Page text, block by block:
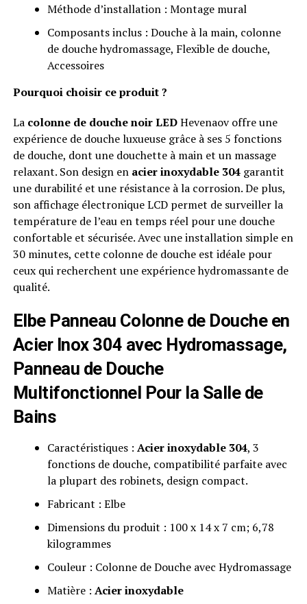
Méthode d’installation : Montage mural
Composants inclus : Douche à la main, colonne
de douche hydromassage, Flexible de douche,
Accessoires
Pourquoi choisir ce produit ?
La colonne de douche noir LEDHevenaov offre une
expérience de douche luxueuse grâce à ses 5 fonctions
de douche, dont une douchette à main et un massage
relaxant. Son design en acier inoxydable 304garantit
une durabilité et une résistance à la corrosion. De plus,
son affichage électronique LCD permet de surveiller la
température de l’eau en temps réel pour une douche
confortable et sécurisée. Avec une installation simple en
30 minutes, cette colonne de douche est idéale pour
ceux qui recherchent une expérience hydromassante de
qualité.
Elbe Panneau Colonne de Douche en
Acier Inox 304 avec Hydromassage,
Panneau de Douche
Multifonctionnel Pour la Salle de
Bains
Caractéristiques : Acier inoxydable 304, 3
fonctions de douche, compatibilité parfaite avec
la plupart des robinets, design compact.
Fabricant : Elbe
Dimensions du produit : 100 x 14 x 7 cm; 6,78
kilogrammes
Couleur : Colonne de Douche avec Hydromassage
Matière : Acier inoxydable